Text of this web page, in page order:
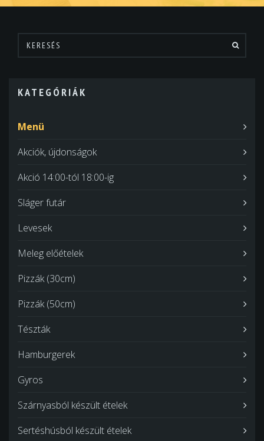
KATEGÓRIÁK
Menü
Akciók, újdonságok
Akció 14:00-tól 18:00-ig
Sláger futár
Levesek
Meleg előételek
Pizzák (30cm)
Pizzák (50cm)
Tészták
Hamburgerek
Gyros
Szárnyasból készült ételek
Sertéshúsból készült ételek